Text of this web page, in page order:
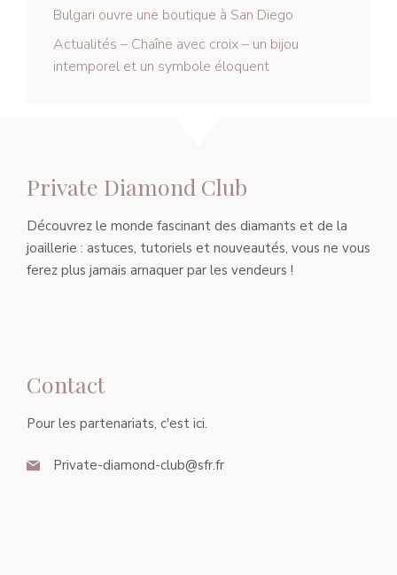
Bulgari ouvre une boutique à San Diego
Actualités – Chaîne avec croix – un bijou
intemporel et un symbole éloquent
Private Diamond Club
Découvrez le monde fascinant des diamants et de la
joaillerie : astuces, tutoriels et nouveautés, vous ne vous
ferez plus jamais arnaquer par les vendeurs !
Contact
Pour les partenariats, c'est ici.
Private-diamond-club@sfr.fr